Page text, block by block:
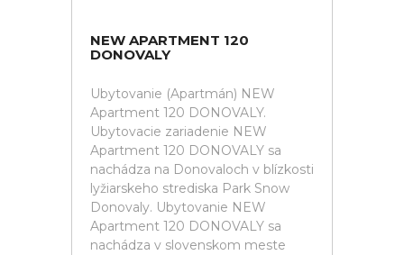
NEW APARTMENT 120
DONOVALY
Ubytovanie (Apartmán) NEW
Apartment 120 DONOVALY.
Ubytovacie zariadenie NEW
Apartment 120 DONOVALY sa
nachádza na Donovaloch v blízkosti
lyžiarskeho strediska Park Snow
Donovaly. Ubytovanie NEW
Apartment 120 DONOVALY sa
nachádza v slovenskom meste